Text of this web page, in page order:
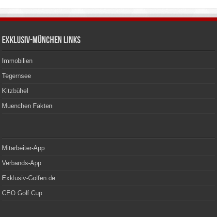
Exklusiv-München Links
Immobilien
Tegernsee
Kitzbühel
Muenchen Fakten
Mitarbeiter-App
Verbands-App
Exklusiv-Golfen.de
CEO Golf Cup